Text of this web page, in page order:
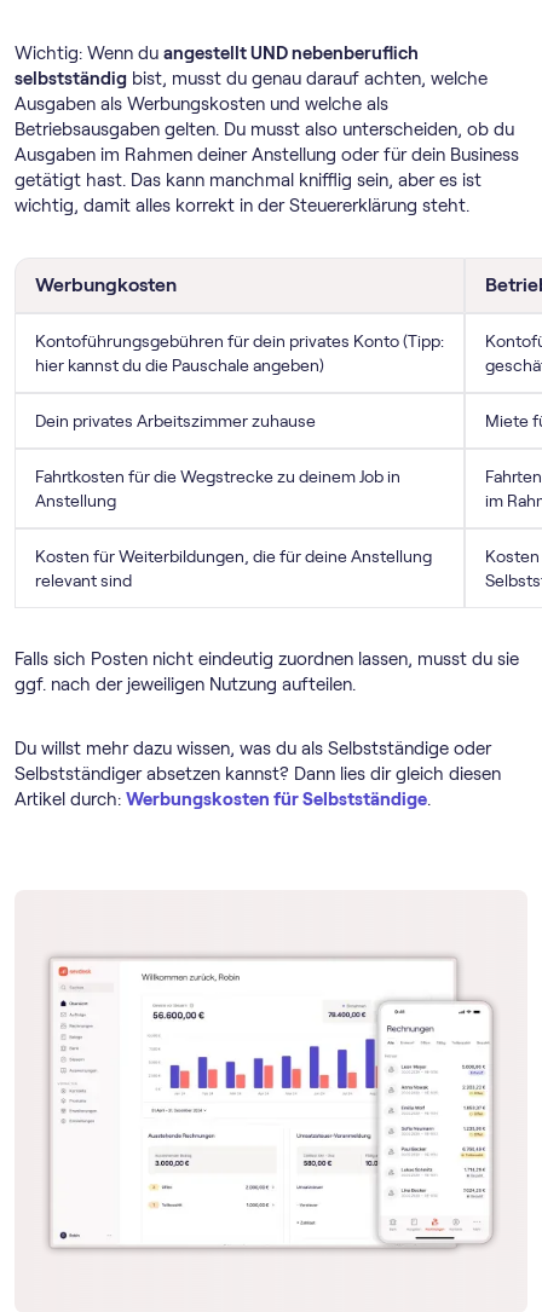
Wichtig: Wenn du angestellt UND nebenberuflich
selbstständig bist, musst du genau darauf achten, welche
Ausgaben als Werbungskosten und welche als
Betriebsausgaben gelten. Du musst also unterscheiden, ob du
Ausgaben im Rahmen deiner Anstellung oder für dein Business
getätigt hast. Das kann manchmal knifflig sein, aber es ist
wichtig, damit alles korrekt in der Steuererklärung steht.
Werbungkosten
Kontoführungsgebühren für dein privates Konto (Tipp:
hier kannst du die Pauschale angeben)
Dein privates Arbeitszimmer zuhause Miete
Fahrtkosten für die Wegstrecke zu deinem Job in
Anstellung
im
Kosten für Weiterbildungen, die für deine Anstellung
relevant sind
Falls sich Posten nicht eindeutig zuordnen lassen, musst du sie
ggf. nach der jeweiligen Nutzung aufteilen.
Du willst mehr dazu wissen, was du als Selbstständige oder
Selbstständiger absetzen kannst? Dann lies dir gleich diesen
Artikel durch: Werbungskosten für Selbstständige.